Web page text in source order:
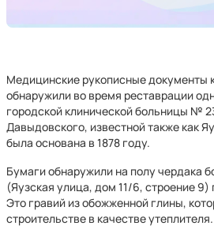
Медицинские рукописные документы
обнаружили во время реставрации
городской клинической больницы №
Давыдовского, известной также как
была основана в 1878 году.
Бумаги обнаружили на полу чердака
(Яузская улица, дом 11/6, строение
Это гравий из обожженной глины,
строительстве в качестве утеплителя.